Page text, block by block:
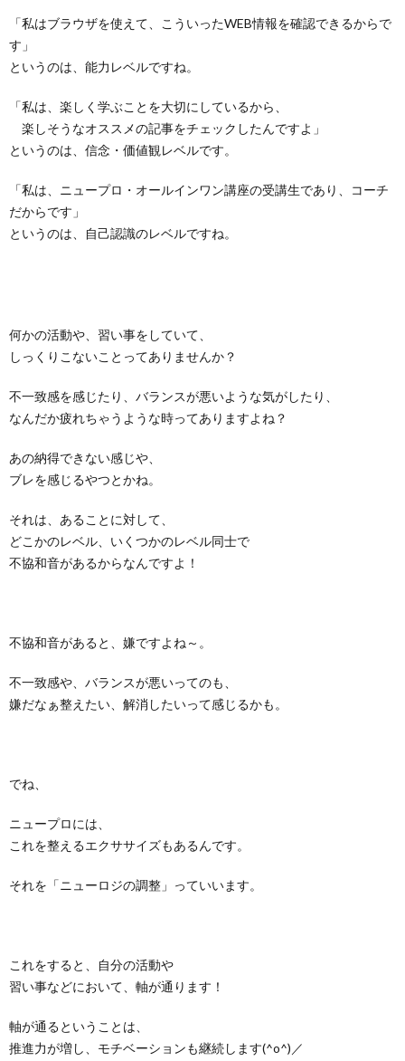
「私はブラウザを使えて、こういったWEB情報を確認できるからで
す」
というのは、能力レベルですね。
「私は、楽しく学ぶことを大切にしているから、
楽しそうなオススメの記事をチェックしたんですよ」
というのは、信念・価値観レベルです。
「私は、ニュープロ・オールインワン講座の受講生であり、コーチ
だからです」
というのは、自己認識のレベルですね。
何かの活動や、習い事をしていて、
しっくりこないことってありませんか？
不一致感を感じたり、バランスが悪いような気がしたり、
なんだか疲れちゃうような時ってありますよね？
あの納得できない感じや、
ブレを感じるやつとかね。
それは、あることに対して、
どこかのレベル、いくつかのレベル同士で
不協和音があるからなんですよ！
不協和音があると、嫌ですよね～。
不一致感や、バランスが悪いってのも、
嫌だなぁ整えたい、解消したいって感じるかも。
でね、
ニュープロには、
これを整えるエクササイズもあるんです。
それを「ニューロジの調整」っていいます。
これをすると、自分の活動や
習い事などにおいて、軸が通ります！
軸が通るということは、
推進力が増し、モチベーションも継続します(^o^)／